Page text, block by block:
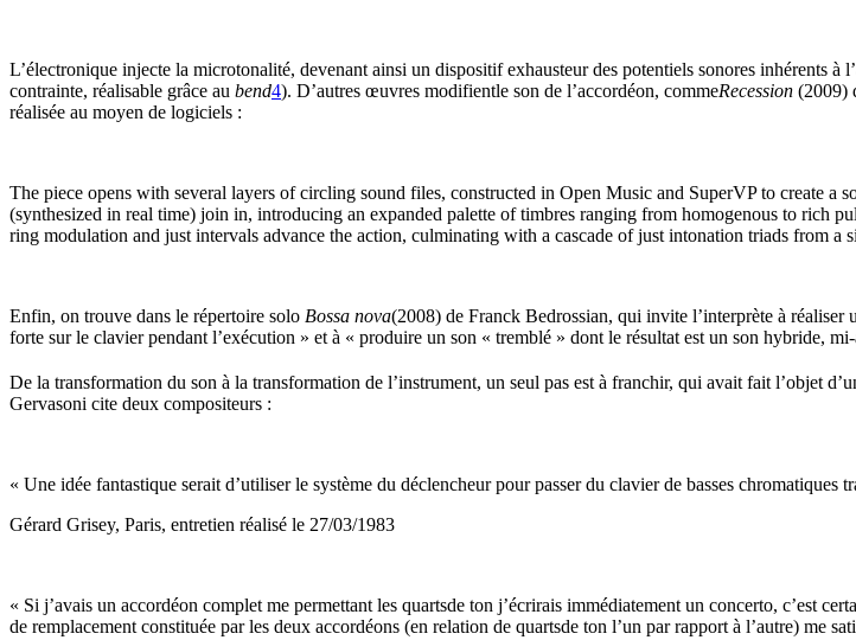
L’électronique injecte la microtonalité, devenant ainsi un dispositif exhausteur des potentiels sonores inhérents à
contrainte, réalisable grâce au bend4). D’autres œuvres modifientle son de l’accordéon, commeRecession (2009)
réalisée au moyen de logiciels :
The piece opens with several layers of circling sound files, constructed in Open Music and SuperVP to create
(synthesized in real time) join in, introducing an expanded palette of timbres ranging from homogenous to rich
ring modulation and just intervals advance the action, culminating with a cascade of just intonation triads from a
Enfin, on trouve dans le répertoire solo Bossa nova(2008) de Franck Bedrossian, qui invite l’interprète à
forte sur le clavier pendant l’exécution » et à « produire un son « tremblé » dont le résultat est un son hybride,
De la transformation du son à la transformation de l’instrument, un seul pas est à franchir, qui avait fait l’objet
Gervasoni cite deux compositeurs :
« Une idée fantastique serait d’utiliser le système du déclencheur pour passer du clavier de basses
Gérard Grisey, Paris, entretien réalisé le 27/03/1983
« Si j’avais un accordéon complet me permettant les quartsde ton j’écrirais immédiatement un concerto, c’est
de remplacement constituée par les deux accordéons (en relation de quartsde ton l’un par rapport à l’autre) me